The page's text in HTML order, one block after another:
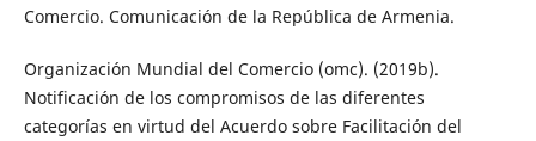
Comercio. Comunicación de la República de Armenia.
Organización Mundial del Comercio (omc). (2019b).
Notificación de los compromisos de las diferentes
categorías en virtud del Acuerdo sobre Facilitación del